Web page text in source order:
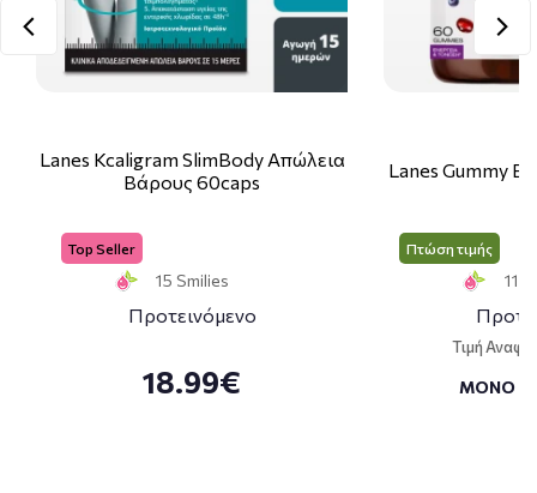
Lanes Kcaligram SlimBody Απώλεια
Βάρους 60caps
Top Seller
15 Smilies
Προτεινόμενο
18.99€
Lanes Gummy
Πτώση τιμής
11
Τιμή
ΜΟΝΟ